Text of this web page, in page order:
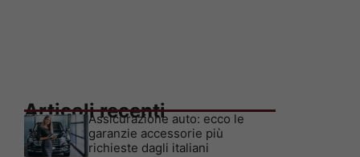
Articoli recenti
Assicurazione auto: ecco le
garanzie accessorie più
richieste dagli italiani